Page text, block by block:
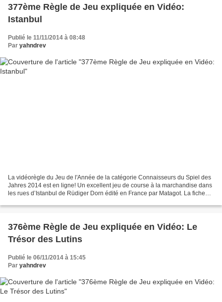
377ème Règle de Jeu expliquée en Vidéo:
Istanbul
Publié le 11/11/2014 à 08:48
Par yahndrev
La vidéorègle du Jeu de l'Année de la catégorie Connaisseurs du Spiel des
Jahres 2014 est en ligne! Un excellent jeu de course à la marchandise dans
les rues d’Istanbul de Rüdiger Dorn édité en France par Matagot. La fiche
376ème Règle de Jeu expliquée en Vidéo: Le
Trésor des Lutins
Publié le 06/11/2014 à 15:45
Par yahndrev